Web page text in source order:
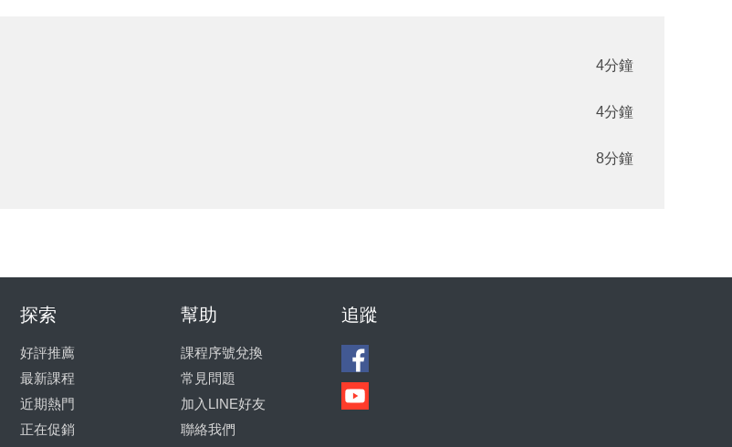
4分鐘
4分鐘
8分鐘
探索
好評推薦
最新課程
近期熱門
正在促銷
幫助
課程序號兌換
常見問題
加入LINE好友
聯絡我們
追蹤